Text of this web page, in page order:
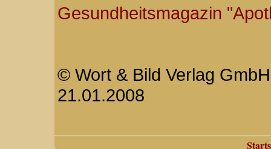
Gesundheitsmagazin
© Wort & Bild Verlag
21.01.2008